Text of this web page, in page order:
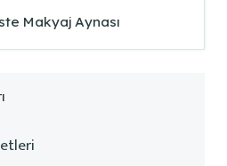
Makyaj Aynası